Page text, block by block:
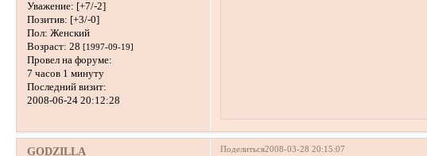
Уважение: [+7/-2]
Позитив: [+3/-0]
Пол: Женский
Возраст: 28 [1997-09-19]
Провел на форуме:
7 часов 1 минуту
Последний визит:
2008-06-24 20:12:28
Поделиться2008-03-28 20:15:07
GODZILLA